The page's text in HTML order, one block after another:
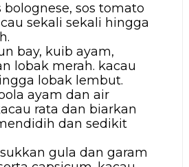
bolognese, sos tomato
sekali sekali hingga
bay, kuib ayam,
lobak merah. kacau
lobak lembut.
ayam dan air
rata dan biarkan
dan sedikit
gula dan garam